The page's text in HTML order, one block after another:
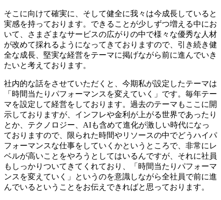
そこに向けて確実に、そして健全に我々は今成長していると
実感を持っております。できることが少しずつ増える中にお
いて、さまざまなサービスの広がりの中で様々な優秀な人材
が改めて採れるようになってきておりますので、引き続き健
全な成長、堅実な経営をテーマに掲げながら前に進んでいき
たいと考えております。
社内的な話をさせていただくと、今期私が設定したテーマは
「時間当たりパフォーマンスを変えていく」です。毎年テー
マを設定して経営をしております。過去のテーマもここに開
示しておりますが、インフレや金利が上がる世界であったり
とか、テクノロジー、AIも含めて進化が激しい時代になっ
ておりますので、限られた時間やリソースの中でどうハイパ
フォーマンスな仕事をしていくかというところで、非常にレ
ベルが高いことをやろうとしてはいるんですが、それに社員
もしっかりついてきてくれており、「時間当たりパフォーマ
ンスを変えていく」というのを意識しながら全社員で前に進
んでいるということをお伝えできればと思っております。